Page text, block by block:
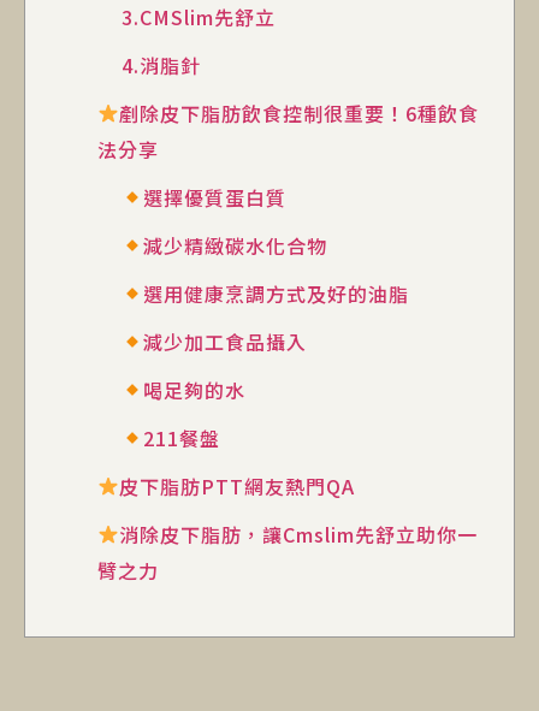
3.CMSlim先舒立
4.消脂針
剷除皮下脂肪飲食控制很重要！6種飲食
法分享
選擇優質蛋白質
減少精緻碳水化合物
選用健康烹調方式及好的油脂
減少加工食品攝入
喝足夠的水
211餐盤
皮下脂肪PTT網友熱門QA
消除皮下脂肪，讓Cmslim先舒立助你一
臂之力